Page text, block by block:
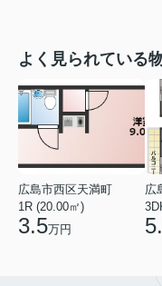
よく見られている
広島市西区天満町
1R (20.00㎡)
3.5万円